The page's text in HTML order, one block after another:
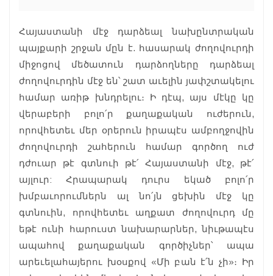
Հայաստանի մէջ դարձեալ նախընտրական
պայքարի շրջան մըն է. հասարակ ժողովուրդի
միջոցով մեծատուն դարձողները դարձեալ
ժողովուրդին մէջ են՝ շատ աւելին յափշտակելու
համար առիթ խնդրելու։ Ի դէպ, այս մէկը կը
վերաբերի բոլո՛ր քաղաքական ուժերուն,
որովհետեւ մեր օրերուն իրապէս ամբողջովին
ժողովուրդի շահերուն համար գործող ուժ
դժուար թէ գտնուի թէ՛ Հայաստանի մէջ, թէ՛
այլուր: Հրապարակ դուրս եկած բոլո՛ր
խմբաւորումներն ալ նո՛յն ցեխին մէջ կը
գտնուին, որովհետեւ աղքատ ժողովուրդ մը
եթէ ունի հարուստ նախարարներ, նիւթապէս
ապահով քաղաքական գործիչներ՝ ապա
արեւելահայերու խօսքով «Մի բան է՛ն չի»։ Իր